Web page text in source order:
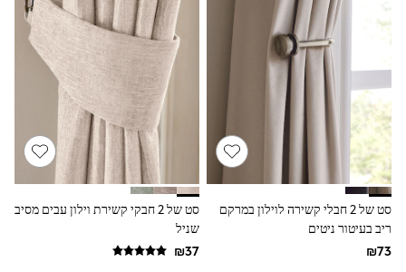
Boots
School Shoes
Slippers
Sneakers & Pumps
Wide Fit
Fleeces
Gilets
Hooded
Parkas
Puffers
Raincoats
T-Shirts
Pants & Chinos
Hoodies & Sweatshirts
סט של 2 חבלי קשירה לוילון במרקם
ריב בעיטור ניטים
סט של 2 חבקי קשירת וילון עבים מסיב
שניל